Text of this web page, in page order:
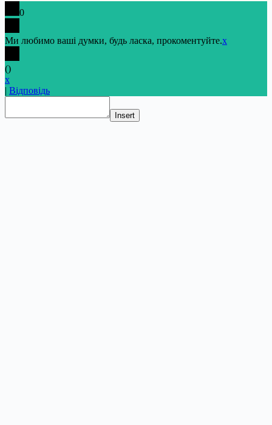
0
Ми любимо ваші думки, будь ласка, прокоментуйте.x
()
x
| Відповідь
Insert